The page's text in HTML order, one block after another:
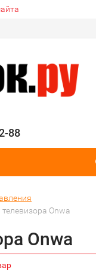
88
Onwa
Onwa